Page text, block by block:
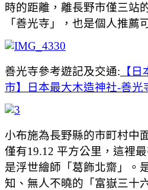
時的距離，離長野市僅三站
「善光寺」，也是個人推薦
善光寺參考遊記及交通: 【
市】日本最大木造神社-善光
小布施為長野縣的市町村中
僅有19.12 平方公里，這裡
是浮世繪師「葛飾北齋」。
知、無人不曉的「富嶽三十